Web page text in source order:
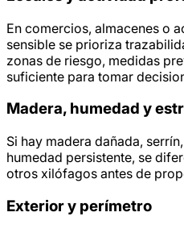
En comercios, almacenes o
sensible se prioriza
zonas de riesgo, medidas
suficiente para tomar
Madera, humedad y
Si hay madera dañada,
humedad persistente, se
otros xilófagos antes de
Exterior y perímetro